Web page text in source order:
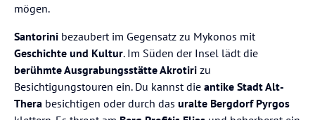
mögen.
Santorini bezaubert im Gegensatz zu Mykonos mit
Geschichte und Kultur. Im Süden der Insel lädt die
berühmte Ausgrabungsstätte Akrotiri zu
Besichtigungstouren ein. Du kannst die antike Stadt Alt-
Thera besichtigen oder durch das uralte Bergdorf Pyrgos